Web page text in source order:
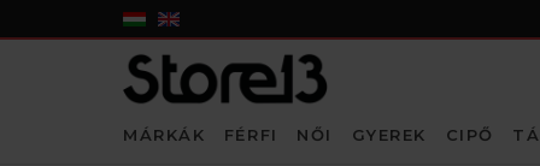
MÁRKÁK FÉRFI NŐI GYEREK CIPŐ